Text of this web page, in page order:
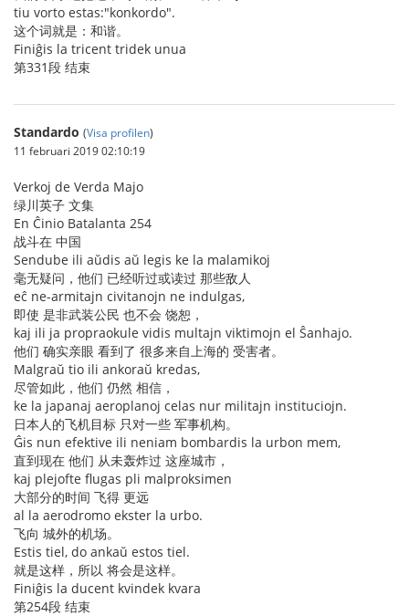
tiu vorto estas:"konkordo".
这个词就是：和谐。
Finiĝis la tricent tridek unua
第331段 结束
Standardo (Visa profilen)
11 februari 2019 02:10:19
Verkoj de Verda Majo
绿川英子 文集
En Ĉinio Batalanta 254
战斗在 中国
Sendube ili aŭdis aŭ legis ke la malamikoj
毫无疑问，他们 已经听过或读过 那些敌人
eĉ ne-armitajn civitanojn ne indulgas,
即使 是非武装公民 也不会 饶恕，
kaj ili ja propraokule vidis multajn viktimojn el Ŝanhajo.
他们 确实亲眼 看到了 很多来自上海的 受害者。
Malgraŭ tio ili ankoraŭ kredas,
尽管如此，他们 仍然 相信，
ke la japanaj aeroplanoj celas nur militajn instituciojn.
日本人的飞机目标 只对一些 军事机构。
Ĝis nun efektive ili neniam bombardis la urbon mem,
直到现在 他们 从未轰炸过 这座城市，
kaj plejofte flugas pli malproksimen
大部分的时间 飞得 更远
al la aerodromo ekster la urbo.
飞向 城外的机场。
Estis tiel, do ankaŭ estos tiel.
就是这样，所以 将会是这样。
Finiĝis la ducent kvindek kvara
第254段 结束